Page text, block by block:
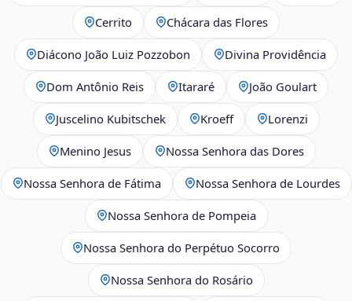
Cerrito Chácara das Flores
Diácono João Luiz Pozzobon Divina Providência
Dom Antônio Reis Itararé João Goulart
Juscelino Kubitschek Kroeff Lorenzi
Menino Jesus Nossa Senhora das Dores
Nossa Senhora de Fátima Nossa Senhora de Lourdes
Nossa Senhora de Pompeia
Nossa Senhora do Perpétuo Socorro
Nossa Senhora do Rosário